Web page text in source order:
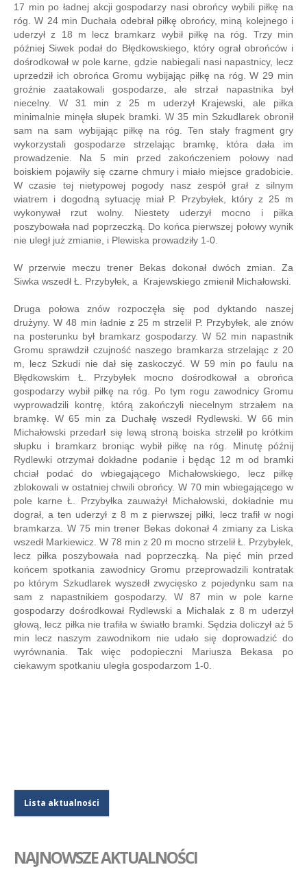
17 min po ładnej akcji gospodarzy nasi obrońcy wybili piłkę na
róg. W 24 min Duchała odebrał piłkę obrońcy, miną kolejnego i
uderzył z 18 m lecz bramkarz wybił piłkę na róg. Trzy min
później Siwek podał do Błędkowskiego, który ograł obrońców i
dośrodkował w pole karne, gdzie nabiegali nasi napastnicy, lecz
uprzedził ich obrońca Gromu wybijając piłkę na róg. W 29 min
groźnie zaatakowali gospodarze, ale strzał napastnika był
niecelny. W 31 min z 25 m uderzył Krajewski, ale piłka
minimalnie minęła słupek bramki. W 35 min Szkudlarek obronił
sam na sam wybijając piłkę na róg. Ten stały fragment gry
wykorzystali gospodarze strzelając bramkę, która dała im
prowadzenie. Na 5 min przed zakończeniem połowy nad
boiskiem pojawiły się czarne chmury i miało miejsce gradobicie.
W czasie tej nietypowej pogody nasz zespół grał z silnym
wiatrem i dogodną sytuację miał P. Przybyłek, który z 25 m
wykonywał rzut wolny. Niestety uderzył mocno i piłka
poszybowała nad poprzeczką. Do końca pierwszej połowy wynik
nie uległ już zmianie, i Plewiska prowadziły 1-0.
W przerwie meczu trener Bekas dokonał dwóch zmian. Za
Siwka wszedł Ł. Przybyłek, a Krajewskiego zmienił Michałowski.
Druga połowa znów rozpoczęła się pod dyktando naszej
drużyny. W 48 min ładnie z 25 m strzelił P. Przybyłek, ale znów
na posterunku był bramkarz gospodarzy. W 52 min napastnik
Gromu sprawdził czujność naszego bramkarza strzelając z 20
m, lecz Szkudi nie dał się zaskoczyć. W 59 min po faulu na
Błędkowskim Ł. Przybyłek mocno dośrodkował a obrońca
gospodarzy wybił piłkę na róg. Po tym rogu zawodnicy Gromu
wyprowadzili kontrę, którą zakończyli niecelnym strzałem na
bramkę. W 65 min za Duchałę wszedł Rydlewski. W 66 min
Michałowski przedarł się lewą stroną boiska strzelił po krótkim
słupku i bramkarz broniąc wybił piłkę na róg. Minutę późnij
Rydlewki otrzymał dokładne podanie i będąc 12 m od bramki
chciał podać do wbiegającego Michałowskiego, lecz piłkę
zblokowali w ostatniej chwili obrońcy. W 70 min wbiegającego w
pole karne Ł. Przybyłka zauważył Michałowski, dokładnie mu
dograł, a ten uderzył z 8 m z pierwszej piłki, lecz trafił w nogi
bramkarza. W 75 min trener Bekas dokonał 4 zmiany za Liska
wszedł Markiewicz. W 78 min z 20 m mocno strzelił Ł. Przybyłek,
lecz piłka poszybowała nad poprzeczką. Na pięć min przed
końcem spotkania zawodnicy Gromu przeprowadzili kontratak
po którym Szkudlarek wyszedł zwycięsko z pojedynku sam na
sam z napastnikiem gospodarzy. W 87 min w pole karne
gospodarzy dośrodkował Rydlewski a Michalak z 8 m uderzył
głową, lecz piłka nie trafiła w światło bramki. Sędzia doliczył aż 5
min lecz naszym zawodnikom nie udało się doprowadzić do
wyrównania. Tak więc podopieczni Mariusza Bekasa po
ciekawym spotkaniu uległa gospodarzom 1-0.
Lista aktualności
NAJNOWSZE AKTUALNOŚCI